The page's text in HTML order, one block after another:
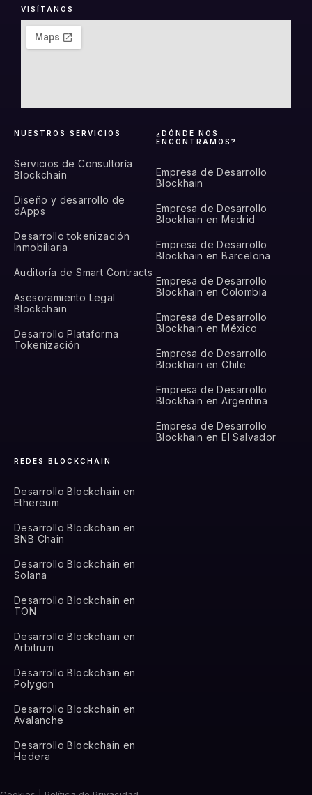
VISÍTANOS
NUESTROS SERVICIOS
Servicios de Consultoría
Blockchain
Diseño y desarrollo de
dApps
Desarrollo tokenización
Inmobiliaria
Auditoría de Smart Contracts
Asesoramiento Legal
Blockchain
Desarrollo Plataforma
Tokenización
¿DÓNDE NOS
ENCONTRAMOS?
Empresa de Desarrollo
Blockhain
Empresa de Desarrollo
Blockhain en Madrid
Empresa de Desarrollo
Blockhain en Barcelona
Empresa de Desarrollo
Blockhain en Colombia
Empresa de Desarrollo
Blockhain en México
Empresa de Desarrollo
Blockhain en Chile
Empresa de Desarrollo
Blockhain en Argentina
Empresa de Desarrollo
Blockhain en El Salvador
REDES BLOCKCHAIN
Desarrollo Blockchain en
Ethereum
Desarrollo Blockchain en
BNB Chain
Desarrollo Blockchain en
Solana
Desarrollo Blockchain en
TON
Desarrollo Blockchain en
Arbitrum
Desarrollo Blockchain en
Polygon
Desarrollo Blockchain en
Avalanche
Desarrollo Blockchain en
Hedera